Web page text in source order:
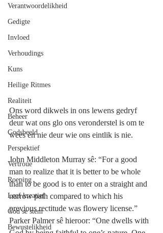
Verantwoordelikheid
Gedigte
Invloed
Verhoudings
Kuns
Heilige Ritmes
Realiteit
Beheer
Godsbeeld
Perspektief
Vertroue
Roeping
Leef kreatief
God se stem
Bewustelikheid
Ons word dikwels in ons lewens gedryf
deur wat ons glo ons veronderstel is om te
wees en nie deur wie ons eintlik is nie.
John Middleton Murray sê: “For a good
man to realize that it is better to be whole
than to be good is to enter on a straight and
narrow path compared to which his
previous rectitude was flowery license.”
Parker Palmer sê hieroor: “One dwells with